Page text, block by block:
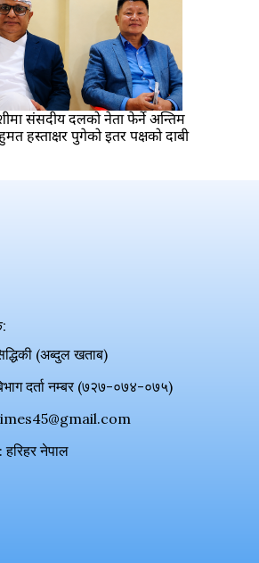
संसदीय दलको नेता फेर्ने अन्तिम
हस्ताक्षर पुगेको इतर पक्षको दाबी
(अब्दुल खताब)
दर्ता नम्बर (७२७-०७४-०७५)
हरिहर नेपाल